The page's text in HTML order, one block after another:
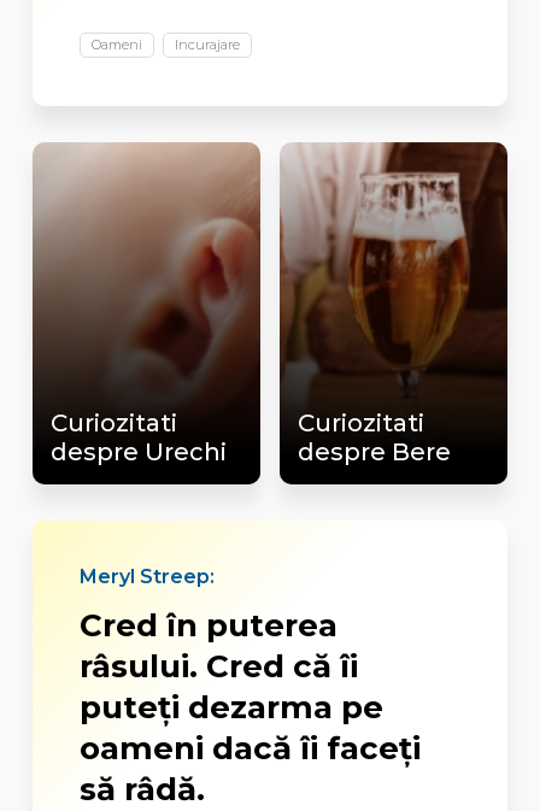
Oameni Incurajare
Curiozitati
despre Urechi
Curiozitati
despre Bere
Meryl Streep:
Cred în puterea
râsului. Cred că îi
puteţi dezarma pe
oameni dacă îi faceţi
să râdă.